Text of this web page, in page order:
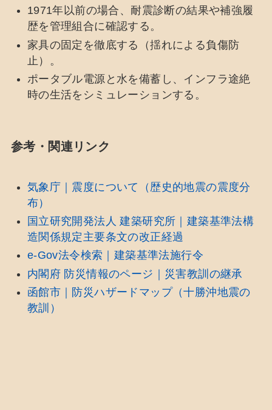
1971年以前の場合、耐震診断の結果や補強履
歴を管理組合に確認する。
家具の固定を徹底する（揺れによる負傷防
止）。
ポータブル電源と水を備蓄し、インフラ途絶
時の生活をシミュレーションする。
参考・関連リンク
気象庁｜震度について（歴史的地震の震度分
布）
国立研究開発法人 建築研究所｜建築基準法構
造関係規定主要条文の改正経過
e-Gov法令検索｜建築基準法施行令
内閣府 防災情報のページ｜災害教訓の継承
函館市｜防災ハザードマップ（十勝沖地震の
教訓）